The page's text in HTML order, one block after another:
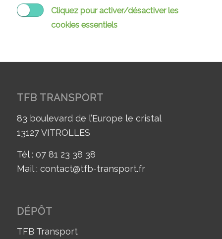
Cliquez pour activer/désactiver les
cookies essentiels
TFB TRANSPORT
83 boulevard de l’Europe le cristal
13127 VITROLLES
Tél : 07 81 23 38 38
Mail : contact@tfb-transport.fr
DÉPÔT
TFB Transport